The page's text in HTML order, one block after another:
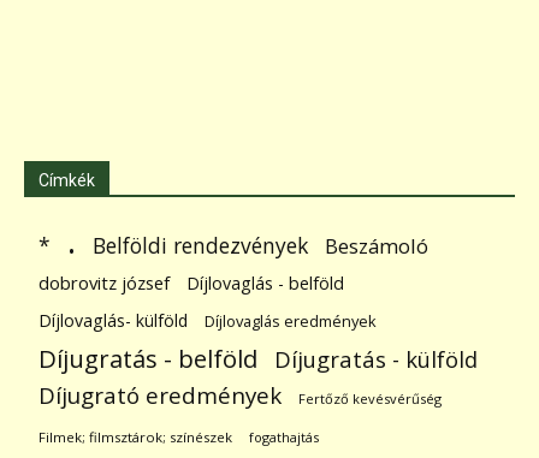
Címkék
* . Belföldi rendezvények Beszámoló
dobrovitz józsef
Díjlovaglás - belföld
Díjlovaglás- külföld
Díjlovaglás eredmények
Díjugratás - belföld Díjugratás - külföld
Díjugrató eredmények Fertőző kevésvérűség
Filmek; filmsztárok; színészek fogathajtás